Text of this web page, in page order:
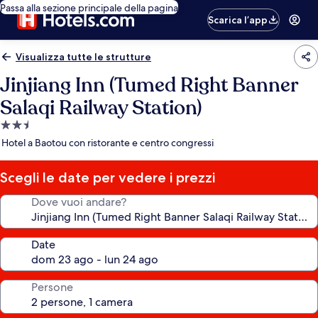
Passa alla sezione principale della pagina
Scarica l’app
Visualizza tutte le strutture
Jinjiang Inn (Tumed Right Banner
Salaqi Railway Station)
Struttura
a
stelle
Hotel a Baotou con ristorante e centro congressi
Scegli le date per vedere i prezzi
Dove vuoi andare?
Date
Persone